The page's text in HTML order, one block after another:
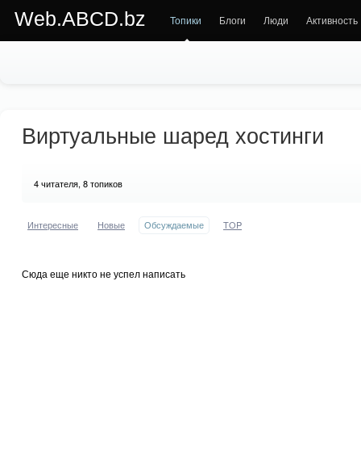
Web.ABCD.bz Топики Блоги Люди Активность
Виртуальные шаред хостинги
4читателя, 8 топиков
Интересные Новые Обсуждаемые TOP
Сюда еще никто не успел написать